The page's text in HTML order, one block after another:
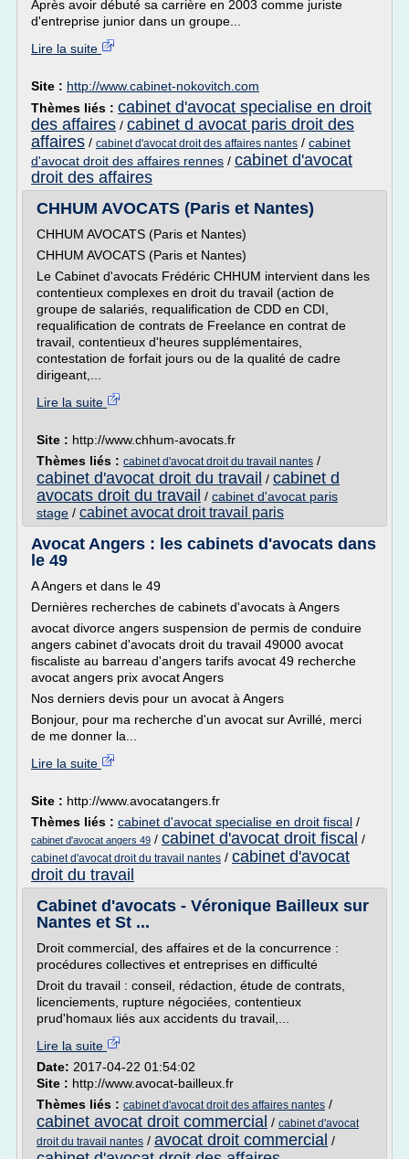
Après avoir débuté sa carrière en 2003 comme juriste
d'entreprise junior dans un groupe...
Lire la suite
Site : http://www.cabinet-nokovitch.com
Thèmes liés : cabinet d'avocat specialise en droit
des affaires / cabinet d avocat paris droit des
affaires / cabinet d'avocat droit des affaires nantes / cabinet
d'avocat droit des affaires rennes / cabinet d'avocat
droit des affaires
CHHUM AVOCATS (Paris et Nantes)
CHHUM AVOCATS (Paris et Nantes)
CHHUM AVOCATS (Paris et Nantes)
Le Cabinet d'avocats Frédéric CHHUM intervient dans les
contentieux complexes en droit du travail (action de
groupe de salariés, requalification de CDD en CDI,
requalification de contrats de Freelance en contrat de
travail, contentieux d'heures supplémentaires,
contestation de forfait jours ou de la qualité de cadre
dirigeant,...
Lire la suite
Site : http://www.chhum-avocats.fr
Thèmes liés : cabinet d'avocat droit du travail nantes /
cabinet d'avocat droit du travail / cabinet d
avocats droit du travail / cabinet d'avocat paris
stage / cabinet avocat droit travail paris
Avocat Angers : les cabinets d'avocats dans
le 49
A Angers et dans le 49
Dernières recherches de cabinets d'avocats à Angers
avocat divorce angers suspension de permis de conduire
angers cabinet d'avocats droit du travail 49000 avocat
fiscaliste au barreau d'angers tarifs avocat 49 recherche
avocat angers prix avocat Angers
Nos derniers devis pour un avocat à Angers
Bonjour, pour ma recherche d'un avocat sur Avrillé, merci
de me donner la...
Lire la suite
Site : http://www.avocatangers.fr
Thèmes liés : cabinet d'avocat specialise en droit fiscal /
cabinet d'avocat angers 49 / cabinet d'avocat droit fiscal /
cabinet d'avocat droit du travail nantes / cabinet d'avocat
droit du travail
Cabinet d'avocats - Véronique Bailleux sur
Nantes et St ...
Droit commercial, des affaires et de la concurrence :
procédures collectives et entreprises en difficulté
Droit du travail : conseil, rédaction, étude de contrats,
licenciements, rupture négociées, contentieux
prud'homaux liés aux accidents du travail,...
Lire la suite
Date: 2017-04-22 01:54:02
Site : http://www.avocat-bailleux.fr
Thèmes liés : cabinet d'avocat droit des affaires nantes /
cabinet avocat droit commercial / cabinet d'avocat
droit du travail nantes / avocat droit commercial /